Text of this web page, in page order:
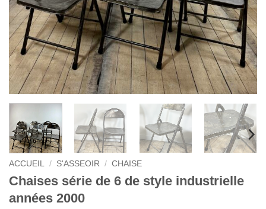
ACCUEIL / S'ASSEOIR / CHAISE
Chaises série de 6 de style industrielle
années 2000